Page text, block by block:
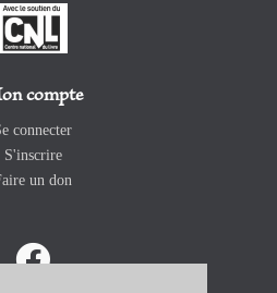
compte
connecter
S'inscrire
un don